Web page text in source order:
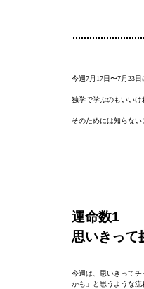
今週7月17日〜7月23
独学で学ぶのもいいけ
そのためには知らな
運命数1
思いきって
今週は、思いきって
かも」と思うような